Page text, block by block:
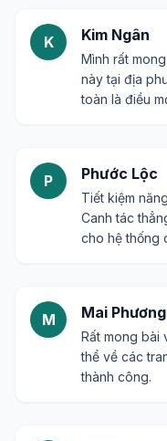
K Kim Ngân
Mình rất
này tại địa
toàn là điều
P Phước Lộc
Tiết kiệm
Canh tác
cho hệ thống
M Mai Phương
Rất mong bài
thể về các
thành công.